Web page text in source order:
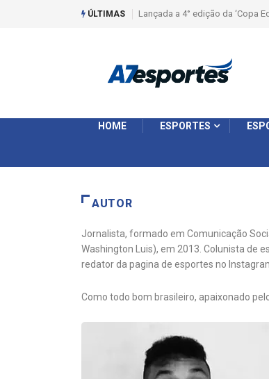
ÚLTIMAS Lançada a 4° edição da ‘Copa
HOME ESPORTES
AUTOR
Jornalista, formado em Comunicação
Washington Luis), em 2013. Colunista de
redator da pagina de esportes no
Como todo bom brasileiro, apaixonado